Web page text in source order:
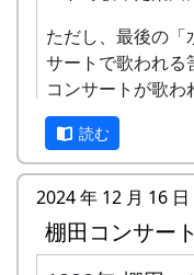
ただし、最後の「
サートで歌われる
コンサートが歌わ
棚田のうた ～
読む
2024 年 12 月 16 日
棚田コンサー